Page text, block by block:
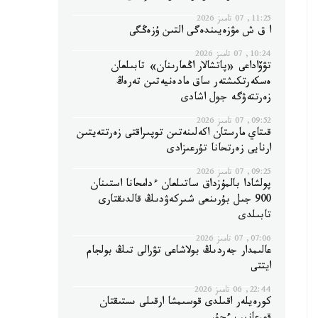
11:25, 07 تامىز 2026
ا ق ش مۋزەيىندەگى التىن ۇزەڭگى
10:24, 07 تامىز 2026
تۋۆاداعى «پاتشالار اڭعارىنان» تابىلعان
ەسكەرتكىشتەر ساق مادەنيەتىن تەرەڭ
زەرتتەۋگە جول اشادى
09:52, 07 تامىز 2026
قىتاي مارستان اكەلىنەتىن توپىراقتى زەرتتەيتىن
ارنايى زەرتحانا تۇرعىزادى
09:25, 07 تامىز 2026
پولشادا بالمۇزداق ساتىلعان ءدامحانا استىنان
900 جىل بۇرىنعى شىركەۋدىڭ قالدىقتارى
تابىلدى
07:06, 07 تامىز 2026
عالىمدار جەردىڭ بولاشاعى تۋرالى تىڭ بولجام
ايتتى
22:44, 06 تامىز 2026
كورەيلەر اقىلدى قوسىمشا ارقىلى ىستىقتان